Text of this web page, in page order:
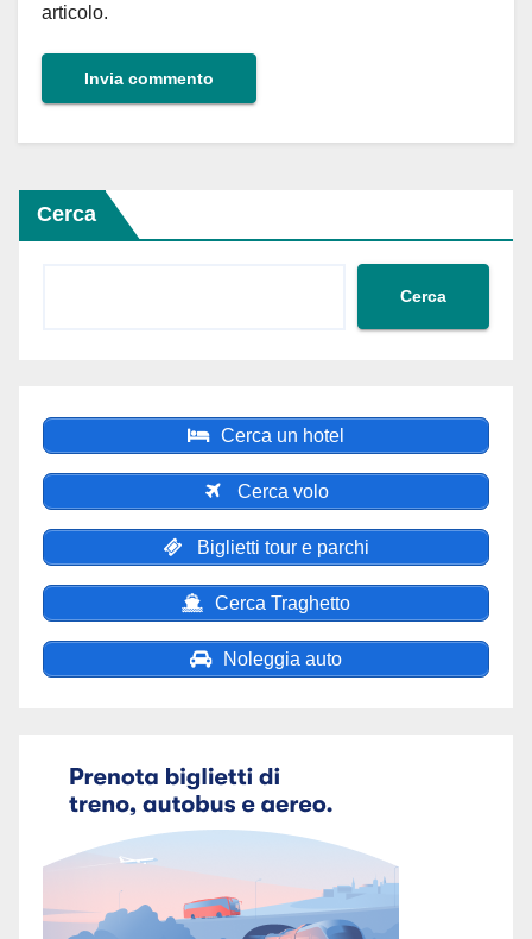
articolo.
Cerca
Cerca
Cerca un hotel
Cerca volo
Biglietti tour e parchi
Cerca Traghetto
Noleggia auto